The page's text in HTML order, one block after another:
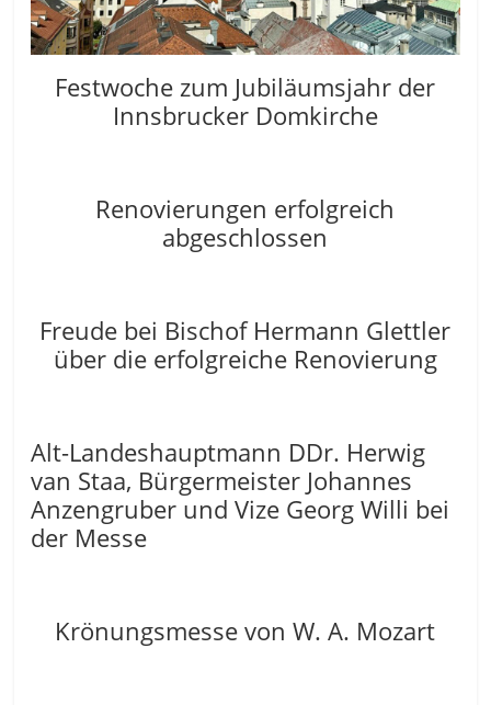
Festwoche zum Jubiläumsjahr der
Innsbrucker Domkirche
Renovierungen erfolgreich
abgeschlossen
Freude bei Bischof Hermann Glettler
über die erfolgreiche Renovierung
Alt-Landeshauptmann DDr. Herwig
van Staa, Bürgermeister Johannes
Anzengruber und Vize Georg Willi bei
der Messe
Krönungsmesse von W. A. Mozart